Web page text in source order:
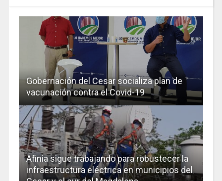
Gobernación del Cesar socializa plan de
vacunación contra el Covid-19
Afinia sigue trabajando para robustecer la
infraestructura eléctrica en municipios del